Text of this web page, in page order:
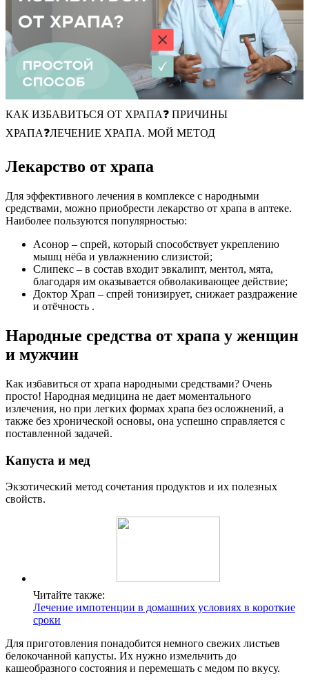
КАК ИЗБАВИТЬСЯ ОТ ХРАПА❓ ПРИЧИНЫ
ХРАПА❓ЛЕЧЕНИЕ ХРАПА. МОЙ МЕТОД
Лекарство от храпа
Для эффективного лечения в комплексе с народными
средствами, можно приобрести лекарство от храпа в аптеке.
Наиболее пользуются популярностью:
Асонор – спрей, который способствует укреплению
мышц нёба и увлажнению слизистой;
Слипекс – в состав входит эвкалипт, ментол, мята,
благодаря им оказывается обволакивающее действие;
Доктор Храп – спрей тонизирует, снижает раздражение
и отёчность .
Народные средства от храпа у женщин
и мужчин
Как избавиться от храпа народными средствами? Очень
просто! Народная медицина не дает моментального
излечения, но при легких формах храпа без осложнений, а
также без хронической основы, она успешно справляется с
поставленной задачей.
Капуста и мед
Экзотический метод сочетания продуктов и их полезных
свойств.
Читайте также:
Лечение импотенции в домашних условиях в короткие
сроки
Для приготовления понадобится немного свежих листьев
белокочанной капусты. Их нужно измельчить до
кашеобразного состояния и перемешать с медом по вкусу.